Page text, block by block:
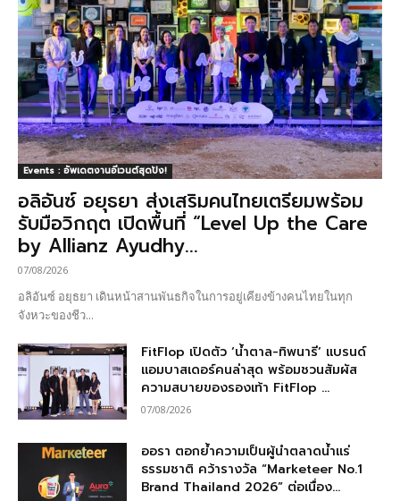
Events : อัพเดตงานอีเวนต์สุดปัง!
อลิอันซ์ อยุธยา ส่งเสริมคนไทยเตรียมพร้อม
รับมือวิกฤต เปิดพื้นที่ “Level Up the Care
by Allianz Ayudhy...
07/08/2026
อลิอันซ์ อยุธยา เดินหน้าสานพันธกิจในการอยู่เคียงข้างคนไทยในทุก
จังหวะของชีว...
FitFlop เปิดตัว ‘น้ำตาล-ทิพนารี’ แบรนด์
แอมบาสเดอร์คนล่าสุด พร้อมชวนสัมผัส
ความสบายของรองเท้า FitFlop ...
07/08/2026
ออรา ตอกย้ำความเป็นผู้นำตลาดน้ำแร่
ธรรมชาติ คว้ารางวัล “Marketeer No.1
Brand Thailand 2026” ต่อเนื่อง...